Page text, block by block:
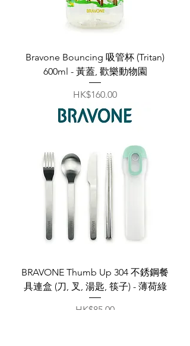
Bravone Bouncing 吸管杯 (Tritan)
600ml - 黃蓋, 歡樂動物園
價格
HK$160.00
BRAVONE Thumb Up 304 不銹鋼餐
具連盒 (刀, 叉, 湯匙, 筷子) - 薄荷綠
價格
HK$85.00